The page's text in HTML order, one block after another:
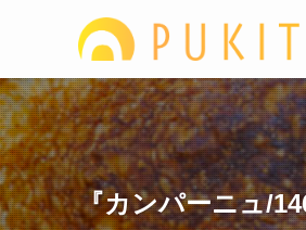
『カンパーニュ/